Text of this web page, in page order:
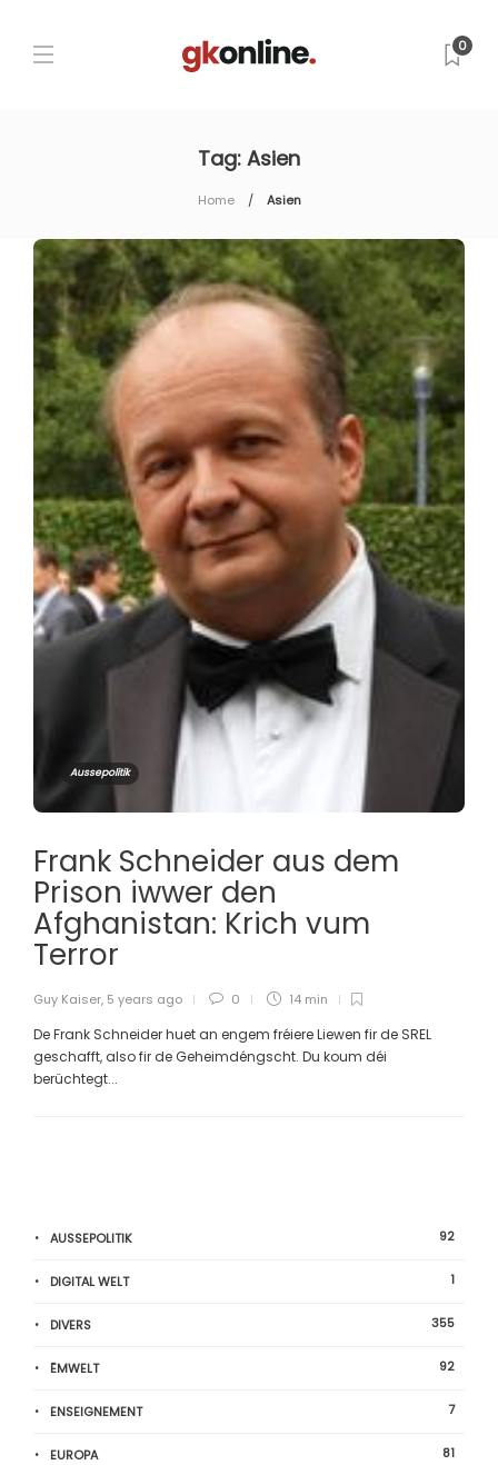
0
Tag: Asien
Home Asien
Aussepolitik
Frank Schneider aus dem
Prison iwwer den
Afghanistan: Krich vum
Terror
Guy Kaiser, 5 years ago 0 14 min
De Frank Schneider huet an engem fréiere Liewen fir de SREL
geschafft, also fir de Geheimdéngscht. Du koum déi
berüchtegt...
AUSSEPOLITIK 92
DIGITAL WELT 1
DIVERS 355
ËMWELT 92
ENSEIGNEMENT 7
EUROPA 81